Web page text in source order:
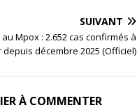
SUIVANT
Mpox : 2.652 cas confirmés à
décembre 2025 (Officiel)
À COMMENTER